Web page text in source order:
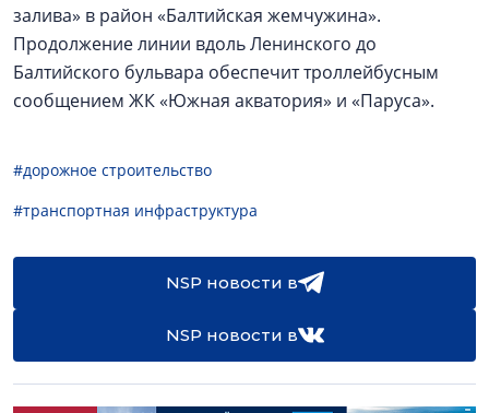
залива» в район «Балтийская жемчужина».
Продолжение линии вдоль Ленинского до
Балтийского бульвара обеспечит троллейбусным
сообщением ЖК «Южная акватория» и «Паруса».
#дорожное строительство
#транспортная инфраструктура
NSP новости в
NSP новости в